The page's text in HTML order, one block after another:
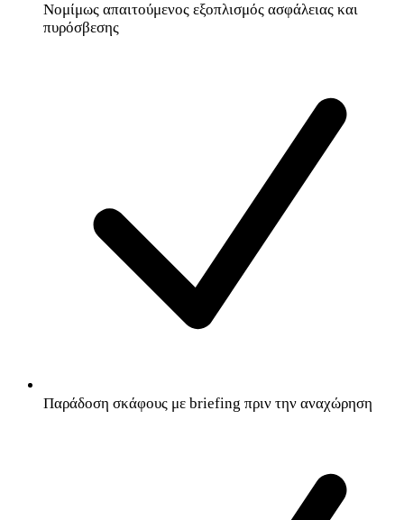
Νομίμως απαιτούμενος εξοπλισμός ασφάλειας και
πυρόσβεσης
Παράδοση σκάφους με briefing πριν την αναχώρηση